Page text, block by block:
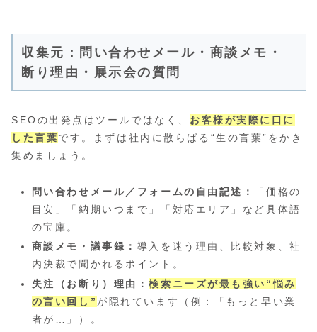
収集元：問い合わせメール・商談メモ・
断り理由・展示会の質問
SEOの出発点はツールではなく、 お客様が実際に口に
した言葉です。まずは社内に散らばる“生の言葉”をかき
集めましょう。
問い合わせメール／フォームの自由記述：
「価格の
目安」「納期いつまで」「対応エリア」など具体語
の宝庫。
商談メモ・議事録： 導入を迷う理由、比較対象、社
内決裁で聞かれるポイント。
失注（お断り）理由：検索ニーズが最も強い“悩み
の言い回し” が隠れています（例：「もっと早い業
者が…」）。